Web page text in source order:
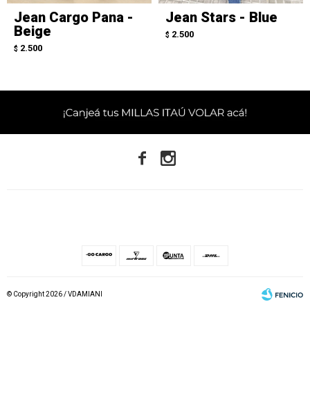
Jean Cargo Pana -
Beige
$ 2.500
Jean Stars - Blue
$ 2.500
 
© Copyright 2026 / VDAMIANI